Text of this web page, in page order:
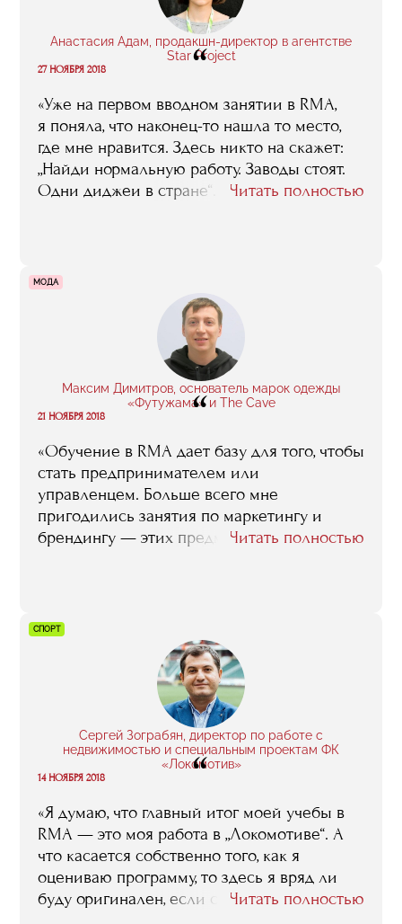
Анастасия Адам, продакшн-директор в агентстве
Star Project
“
27 НОЯБРЯ 2018
«Уже на первом вводном занятии в RMA,
я поняла, что наконец-то нашла то место,
где мне нравится. Здесь никто на скажет:
„Найди нормальную работу. Заводы стоят.
Одни диджеи в стране“. Здесь вокруг тебя
Уже во время первых занятий
я окончательно осознала, что это всё
настоящее — что это не просто волосатые
мальчики из клуба BSB, а целая огромная
Читать полностью
МОДА
Максим Димитров, основатель марок одежды
«Футужама» и The Cave
“
21 НОЯБРЯ 2018
«Обучение в RMA дает базу для того, чтобы
стать предпринимателем или
управленцем. Больше всего мне
пригодились занятия по маркетингу и
брендингу — этих предметов у меня не
Читать полностью
СПОРТ
Сергей Зограбян, директор по работе с
недвижимостью и специальным проектам ФК
«Локомотив»
“
14 НОЯБРЯ 2018
«Я думаю, что главный итог моей учебы в
RMA — это моя работа в „Локомотиве“. А
что касается собственно того, как я
оцениваю программу, то здесь я вряд ли
буду оригинален, если скажу, что аналогов
Читать полностью